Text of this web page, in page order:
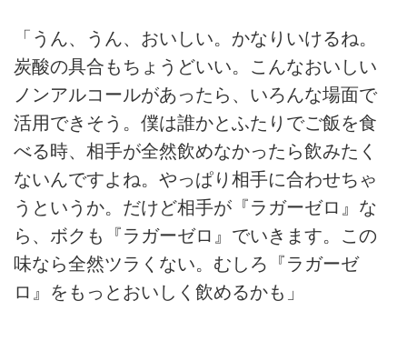
「うん、うん、おいしい。かなりいけるね。
炭酸の具合もちょうどいい。こんなおいしい
ノンアルコールがあったら、いろんな場面で
活用できそう。僕は誰かとふたりでご飯を食
べる時、相手が全然飲めなかったら飲みたく
ないんですよね。やっぱり相手に合わせちゃ
うというか。だけど相手が『ラガーゼロ』な
ら、ボクも『ラガーゼロ』でいきます。この
味なら全然ツラくない。むしろ『ラガーゼ
ロ』をもっとおいしく飲めるかも」